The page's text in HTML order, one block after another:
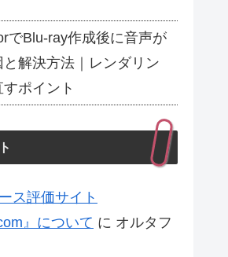
でBlu-ray作成後に音声が
解決方法｜レンダリン
ポイント
ス評価サイト
』について に オルタフ